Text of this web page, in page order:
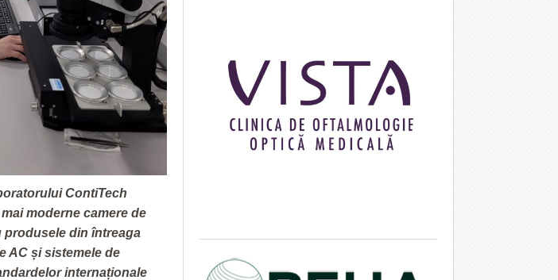
ContiTech
moderne camere de
produsele din întreaga
AC și sistemele de
internaționale